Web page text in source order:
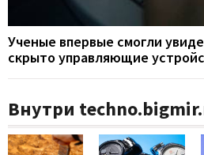
Ученые впервые смогли
скрыто управляющие
Внутри